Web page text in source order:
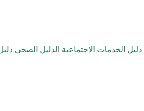
الدليل الصحي دليل الخدمات الاجتماعية